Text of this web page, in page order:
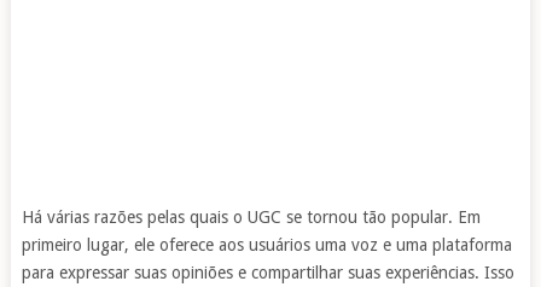
Há várias razões pelas quais o UGC se tornou tão popular. Em
primeiro lugar, ele oferece aos usuários uma voz e uma plataforma
para expressar suas opiniões e compartilhar suas experiências. Isso